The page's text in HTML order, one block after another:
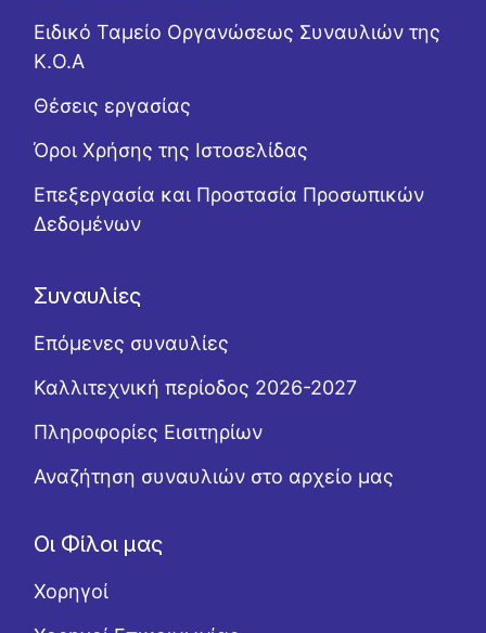
Ειδικό Ταμείο Οργανώσεως Συναυλιών της
Κ.Ο.Α
Θέσεις εργασίας
Όροι Χρήσης της Ιστοσελίδας
Επεξεργασία και Προστασία Προσωπικών
Δεδομένων
Συναυλίες
Επόμενες συναυλίες
Καλλιτεχνική περίοδος 2026-2027
Πληροφορίες Εισιτηρίων
Αναζήτηση συναυλιών στο αρχείο μας
Οι Φίλοι μας
Χορηγοί